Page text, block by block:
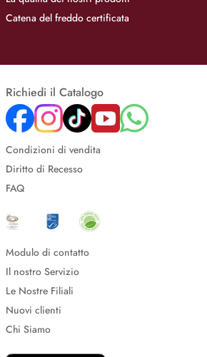
Catena del freddo certificata
Richiedi il Catalogo
Condizioni di vendita
Diritto di Recesso
FAQ
Modulo di contatto
Il nostro Servizio
Le Nostre Filiali
Nuovi clienti
Chi Siamo